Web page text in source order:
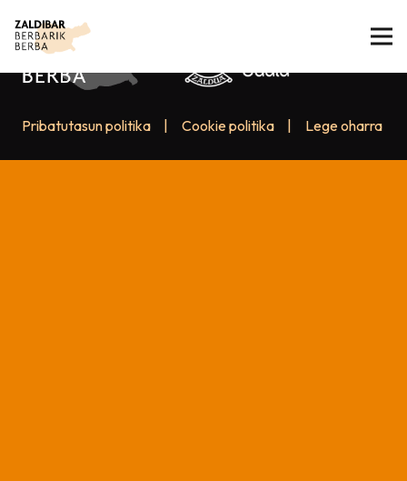
Pribatutasun politika Cookie politika Lege oharra